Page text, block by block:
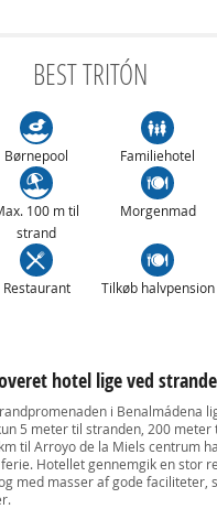
BEST TRITÓN
Børnepool Familiehotel
100 m til
strand
Morgenmad
Restaurant Tilkøb halvpension
hotel lige ved
i Benalmádena
5 meter til stranden, 200 meter
til Arroyo de la Miels centrum
Hotellet gennemgik en stor
med masser af gode faciliteter,